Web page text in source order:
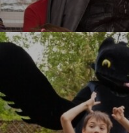
УЗНАТЬ БОЛЬШЕ
Бэтмен